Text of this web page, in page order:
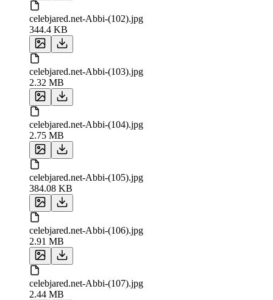
celebjared.net-Abbi-(102).jpg
344.4 KB
celebjared.net-Abbi-(103).jpg
2.32 MB
celebjared.net-Abbi-(104).jpg
2.75 MB
celebjared.net-Abbi-(105).jpg
384.08 KB
celebjared.net-Abbi-(106).jpg
2.91 MB
celebjared.net-Abbi-(107).jpg
2.44 MB